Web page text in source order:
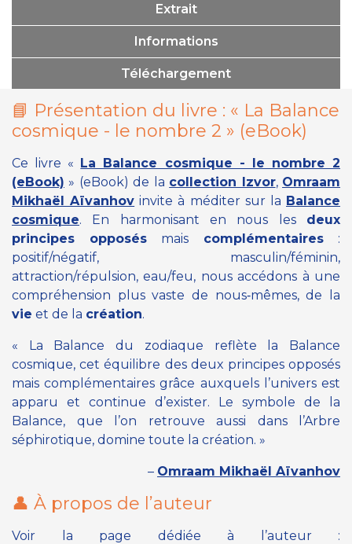
Extrait
Informations
Téléchargement
📘 Présentation du livre : « La Balance
cosmique - le nombre 2 » (eBook)
Ce livre « La Balance cosmique - le nombre 2
(eBook) » (eBook) de la collection Izvor, Omraam
Mikhaël Aïvanhov invite à méditer sur la Balance
cosmique. En harmonisant en nous les deux
principes
opposésmais complémentaires:
positif/négatif, masculin/féminin,
attraction/répulsion, eau/feu, nous accédons à une
compréhension plus vaste de nous‑mêmes, de la
vie et de la création.
« La Balance du zodiaque reflète la Balance
cosmique, cet équilibre des deux principes opposés
mais complémentaires grâce auxquels l’univers est
apparu et continue d’exister. Le symbole de la
Balance, que l’on retrouve aussi dans l’Arbre
séphirotique, domine toute la création. »
– Omraam Mikhaël Aïvanhov
👤 À propos de l’auteur
Voir la page dédiée à l’auteur :